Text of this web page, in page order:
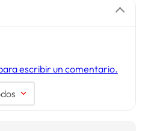
escribir un comentario.